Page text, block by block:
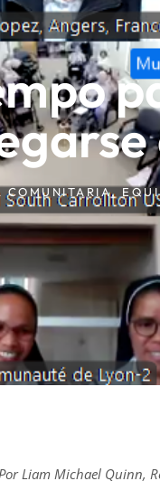
COMUNITARIA,
Por Liam Michael Quinn,